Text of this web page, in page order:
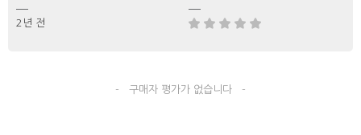
2년 전
- 구매자 평가가 없습니다 -